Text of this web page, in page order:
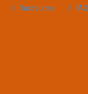
Raccourcis FAQ